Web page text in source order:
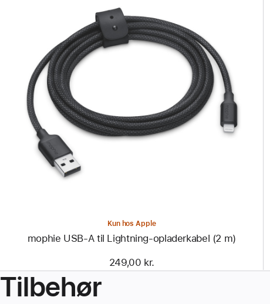
USB-
A
til
Kun hos Apple
mophie USB-A til Lightning-opladerkabel (2 m)
249,00 kr.
Tilbehør